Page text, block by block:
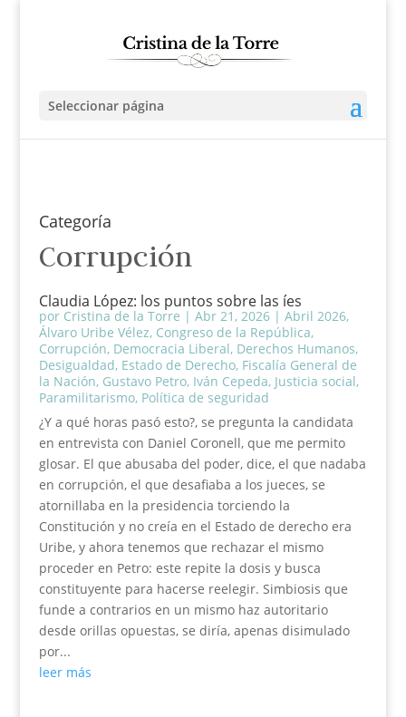
Seleccionar página
Categoría
Corrupción
Claudia López: los puntos sobre las íes
por Cristina de la Torre | Abr 21, 2026| Abril 2026,
Álvaro Uribe Vélez, Congreso de la República,
Corrupción, Democracia Liberal, Derechos Humanos,
Desigualdad, Estado de Derecho, Fiscalía General de
la Nación, Gustavo Petro, Iván Cepeda, Justicia social,
Paramilitarismo, Política de seguridad
¿Y a qué horas pasó esto?, se pregunta la candidata
en entrevista con Daniel Coronell, que me permito
glosar. El que abusaba del poder, dice, el que nadaba
en corrupción, el que desafiaba a los jueces, se
atornillaba en la presidencia torciendo la
Constitución y no creía en el Estado de derecho era
Uribe, y ahora tenemos que rechazar el mismo
proceder en Petro: este repite la dosis y busca
constituyente para hacerse reelegir. Simbiosis que
funde a contrarios en un mismo haz autoritario
desde orillas opuestas, se diría, apenas disimulado
por...
leer más